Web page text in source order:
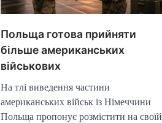
Польща готова прийняти
більше американських
військових
На тлі виведення частини
американських військ із Німеччини
Польща пропонує розмістити на своїй